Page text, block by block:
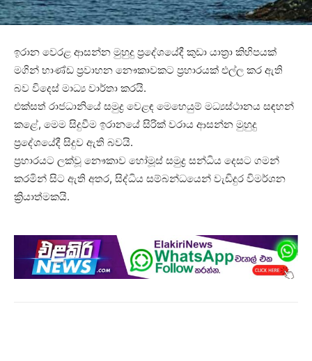
ඉරාන වෙරළ ආසන්න මුහුදු ප්‍රදේශයේදී කුඩා යාත්‍රා කිහිපයක්
මගින් භාණ්ඩ ප්‍රවාහන නෞකාවකට ප්‍රහාරයක් එල්ල කර ඇති
බව විදෙස් මාධ්‍ය වාර්තා කරයි.
එක්සත් රාජධානියේ සමුද්‍ර වෙළඳ මෙහෙයුම් මධ්‍යස්ථානය සඳහන්
කළේ, මෙම සිදුවීම ඉරානයේ සිරික් වරාය ආසන්න මුහුදු
ප්‍රදේශයේදී සිදුව ඇති බවයි.
ප්‍රහාරයට ලක්වූ නෞකාව හෝමූස් සමුද්‍ර සන්ධිය දෙසට ගමන්
කරමින් සිට ඇති අතර, සිද්ධිය සම්බන්ධයෙන් වැඩිදුර විමර්ශන
ක්‍රියාත්මකයි.